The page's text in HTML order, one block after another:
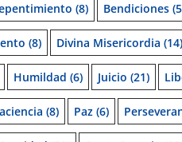
(8) Bendiciones
(8) Divina Misericordia (14)
Humildad (6) Juicio (21)
(8) Paz (6)